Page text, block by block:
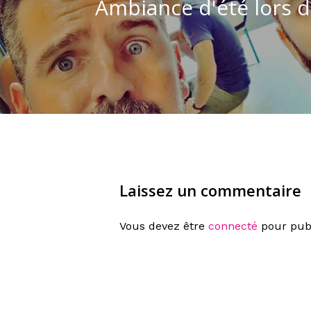
Ambiance d'été lors
Laissez un commentaire
Vous devez être connecté pour